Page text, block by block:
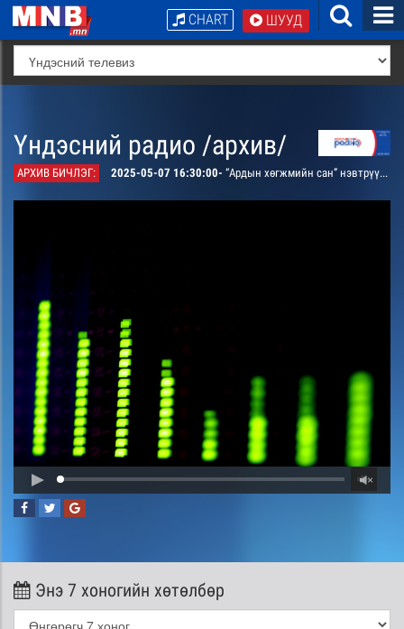
ШУУД
CHART
Үндэсний радио /архив/
АРХИВ БИЧЛЭГ: 2025-05-07 16:30:00- “Ардын хөгжмийн сан” нэвтрүүлэг. Ардын урлагийн сургалтын тухай Өмнөговь аймгийн Ханхонгор сумын морин хуур, дуу хөгжмийн багш Мягмарсүрэнтэй ярилцана. /давтана/
Энэ 7 хоногийн хөтөлбөр